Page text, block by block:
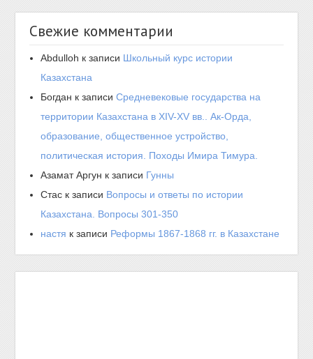
Свежие комментарии
Abdulloh к записи Школьный курс истории
Казахстана
Богдан к записиСредневековые государства на
территории Казахстана в XIV-XV вв.. Ак-Орда,
образование, общественное устройство,
политическая история. Походы Имира Тимура.
Азамат Аргун к записи Гунны
Стас к записи Вопросы и ответы по истории
Казахстана. Вопросы 301-350
настя к записи Реформы 1867-1868 гг. в Казахстане